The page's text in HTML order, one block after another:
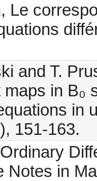
Le
and T.
in B₀
in
151-163.
Notes in